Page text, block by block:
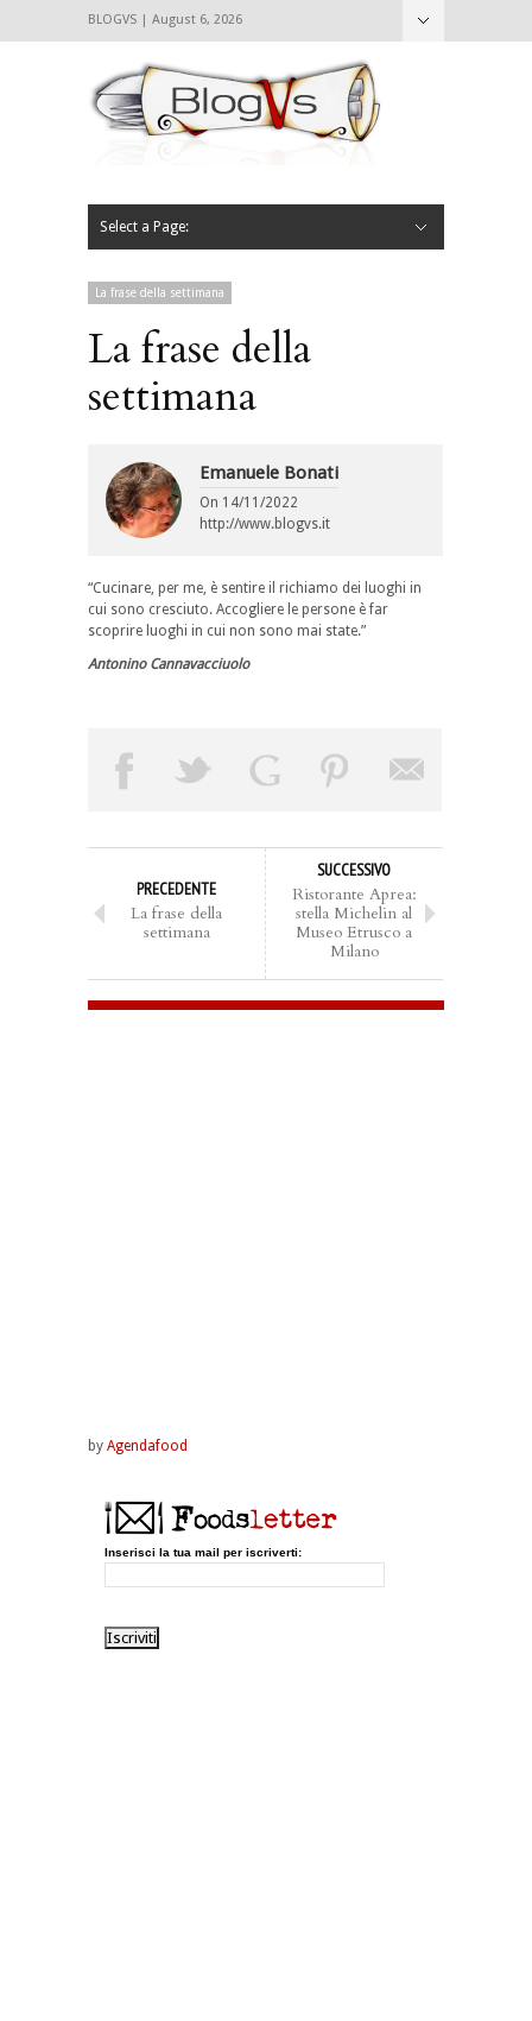
BLOGVS | August 6, 2026
Select a Page:
La frase della settimana
La frase della
settimana
Emanuele Bonati
On 14/11/2022
http://www.blogvs.it
“Cucinare, per me, è sentire il richiamo dei luoghi in
cui sono cresciuto. Accogliere le persone è far
scoprire luoghi in cui non sono mai state.”
Antonino Cannavacciuolo
PRECEDENTE
La frase della
settimana
SUCCESSIVO
Ristorante Aprea:
stella Michelin al
Museo Etrusco a
Milano
by Agendafood
Inserisci la tua mail per iscriverti: